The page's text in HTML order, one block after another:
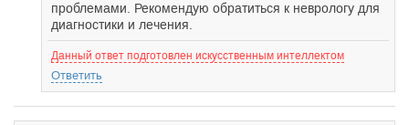
проблемами. Рекомендую обратиться к неврологу для
диагностики и лечения.
Данный ответ подготовлен искусственным интеллектом
Ответить